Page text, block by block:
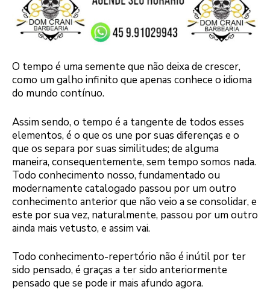
O tempo é uma semente que não deixa de crescer,
como um galho infinito que apenas conhece o idioma
do mundo contínuo.
Assim sendo, o tempo é a tangente de todos esses
elementos, é o que os une por suas diferenças e o
que os separa por suas similitudes; de alguma
maneira, consequentemente, sem tempo somos nada.
Todo conhecimento nosso, fundamentado ou
modernamente catalogado passou por um outro
conhecimento anterior que não veio a se consolidar, e
este por sua vez, naturalmente, passou por um outro
ainda mais vetusto, e assim vai.
Todo conhecimento-repertório não é inútil por ter
sido pensado, é graças a ter sido anteriormente
pensado que se pode ir mais afundo agora.